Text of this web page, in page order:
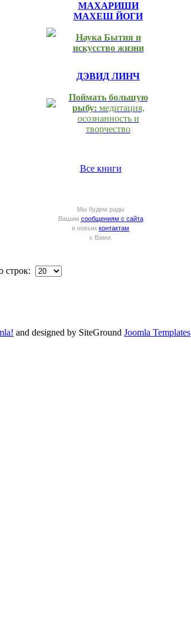
МАХАРИШИ
МАХЕШ ЙОГИ
Наука Бытия и
искусство жизни
ДЭВИД ЛИНЧ
Поймать большую
рыбу: медитация,
осознанность и
творчество
Все книги
Мы будем рады
Вашим сообщениям с сайта
и новым контактам
с Вами.
строк:
and designed by SiteGround Joomla Templates